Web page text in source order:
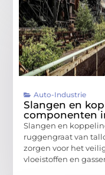
Auto-Industrie
Slangen en
componenten
Slangen en
ruggengraat van
zorgen voor het
vloeistoffen en